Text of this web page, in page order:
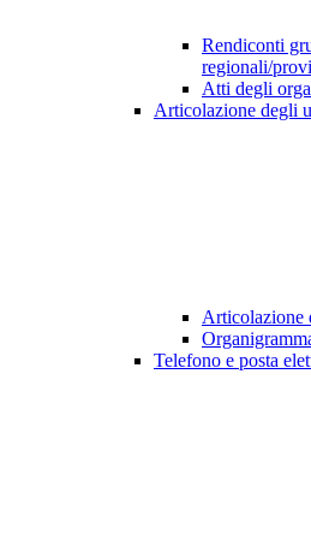
Rendiconti
regionali/
Atti degli
Articolazione degli
Articolazione
Telefono e posta